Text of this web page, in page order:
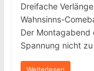
Dreifache
Wahnsinns-
Der Montagabend
Spannung nicht